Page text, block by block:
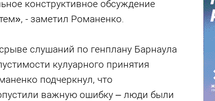
конструктивное обсуждение
- заметил Романенко.
слушаний по генплану Барнаула
кулуарного принятия
подчеркнул, что
важную ошибку – люди были